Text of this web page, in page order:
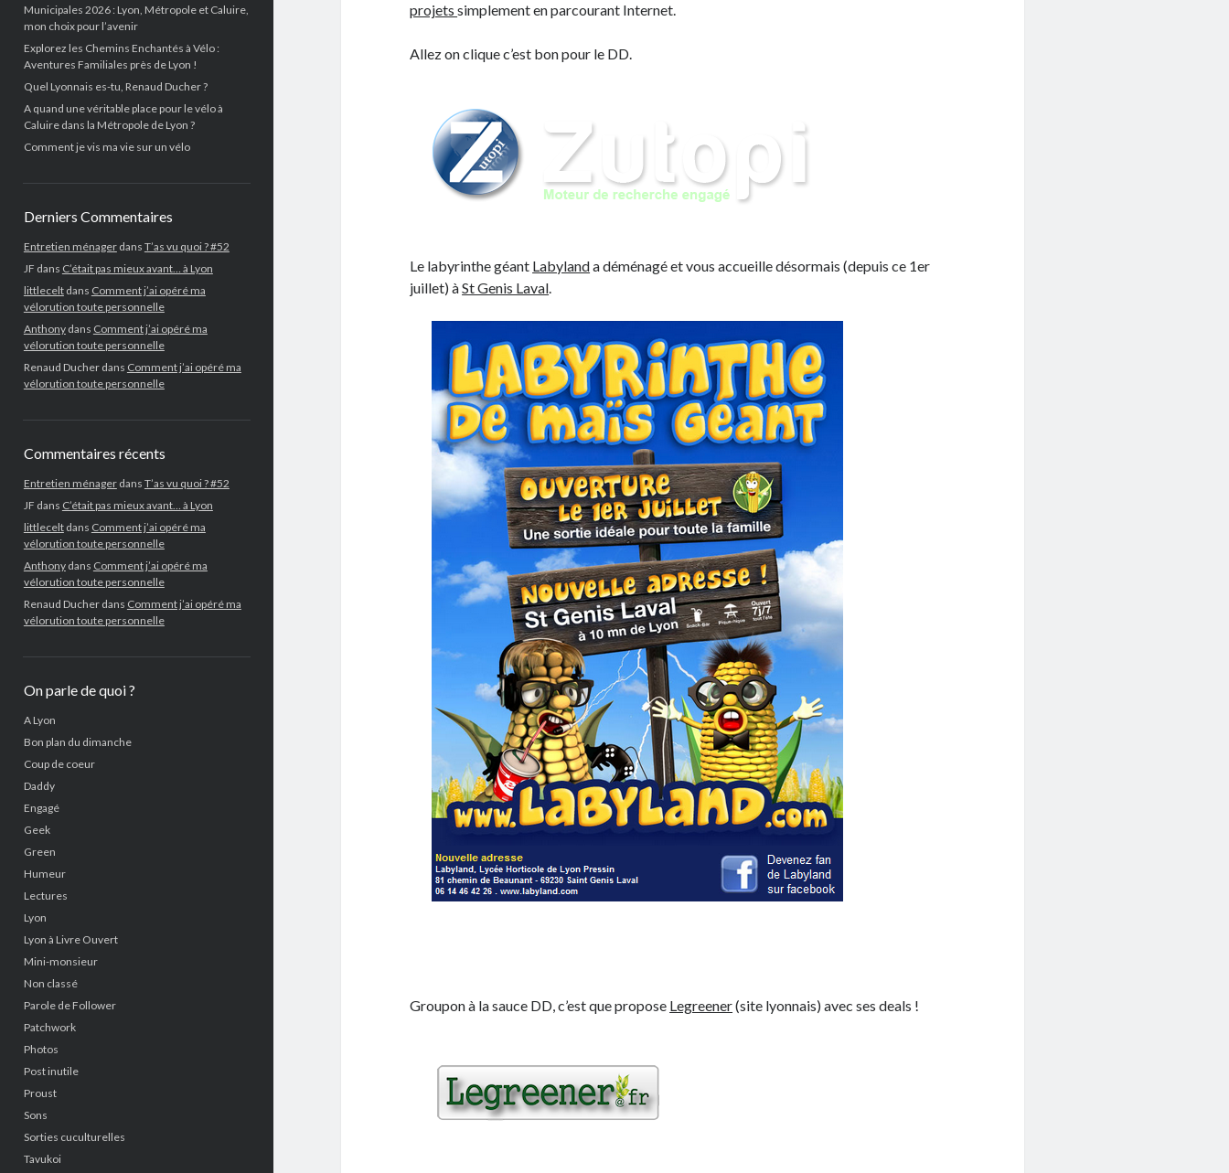
Municipales 2026 : Lyon, Métropole et Caluire,
mon choix pour l’avenir
Explorez les Chemins Enchantés à Vélo :
Aventures Familiales près de Lyon !
Quel Lyonnais es-tu, Renaud Ducher ?
A quand une véritable place pour le vélo à
Caluire dans la Métropole de Lyon ?
Comment je vis ma vie sur un vélo
Derniers Commentaires
Entretien ménagerdans T’as vu quoi ? #52
JF dans C’était pas mieux avant… à Lyon
littleceltdans Comment j’ai opéré ma
vélorution toute personnelle
Anthonydans Comment j’ai opéré ma
vélorution toute personnelle
Renaud Ducherdans Comment j’ai opéré ma
vélorution toute personnelle
Commentaires récents
Entretien ménagerdans T’as vu quoi ? #52
JF dans C’était pas mieux avant… à Lyon
littleceltdans Comment j’ai opéré ma
vélorution toute personnelle
Anthonydans Comment j’ai opéré ma
vélorution toute personnelle
Renaud Ducherdans Comment j’ai opéré ma
vélorution toute personnelle
On parle de quoi ?
A Lyon
Bon plan du dimanche
Coup de coeur
Daddy
Engagé
Geek
Green
Humeur
Lectures
Lyon
Lyon à Livre Ouvert
Mini-monsieur
Non classé
Parole de Follower
Patchwork
Photos
Post inutile
Proust
Sons
Sorties cuculturelles
Tavukoi
projetssimplement en parcourant Internet.
Allez on clique c’est bon pour le DD.
Le labyrinthe géant Labylanda déménagé et vous accueille désormais (depuis ce 1er
juillet) àSt Genis Laval.
Groupon à la sauce DD, c’est que propose Legreener(site lyonnais) avec ses deals !